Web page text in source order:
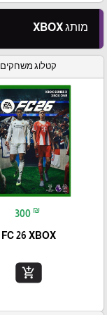
מותג XBOX
קטלוג משחקים
300 ₪
FC 26 XBOX
add_shopping_cart